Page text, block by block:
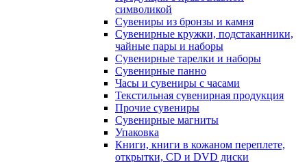
символикой
Сувениры из бронзы и камня
Сувенирные кружки, подстаканники,
чайные пары и наборы
Сувенирные тарелки и наборы
Сувенирные панно
Часы и сувениры с часами
Текстильная сувенирная продукция
Прочие сувениры
Сувенирные магниты
Упаковка
Книги, книги в кожаном переплете,
открытки, CD и DVD диски